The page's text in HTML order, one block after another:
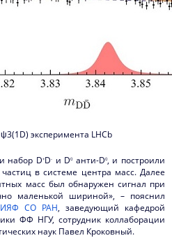
эксперимента LHCb
набор D+D- и D0 анти-D0, и построили
в системе центра масс. Далее
масс был обнаружен сигнал при
маленькой шириной», – пояснил
ИЯФ СО РАН, заведующий кафедрой
ФФ НГУ, сотрудник коллаборации
наук Павел Кроковный.